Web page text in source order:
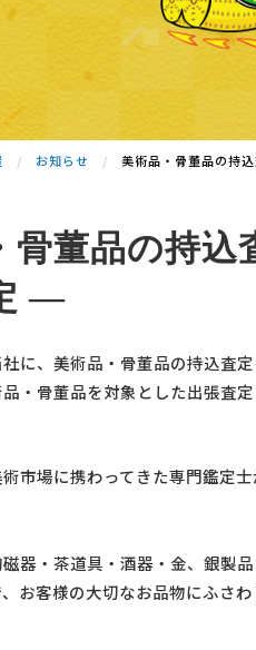
お知らせ 美術品・骨董品の持
骨董品の持
―
に、美術品・骨董品の持込査
・骨董品を対象とした出張査
市場に携わってきた専門鑑定
器・茶道具・酒器・金、銀製
お客様の大切なお品物にふさわ